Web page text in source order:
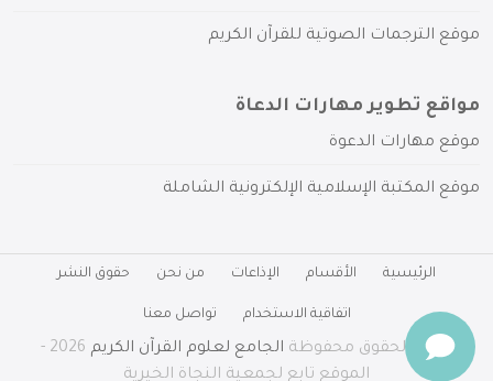
موقع الترجمات الصوتية للقرآن الكريم
مواقع تطوير مهارات الدعاة
موقع مهارات الدعوة
موقع المكتبة الإسلامية الإلكترونية الشاملة
الرئيسية الأقسام الإذاعات من نحن حقوق النشر
اتفاقية الاستخدام تواصل معنا
جميع الحقوق محفوظة الجامع لعلوم القرآن الكريم
2026 -
الموقع تابع لجمعية النجاة الخيرية